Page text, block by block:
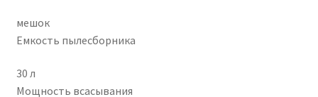
мешок
Емкость пылесборника
30 л
Мощность всасывания